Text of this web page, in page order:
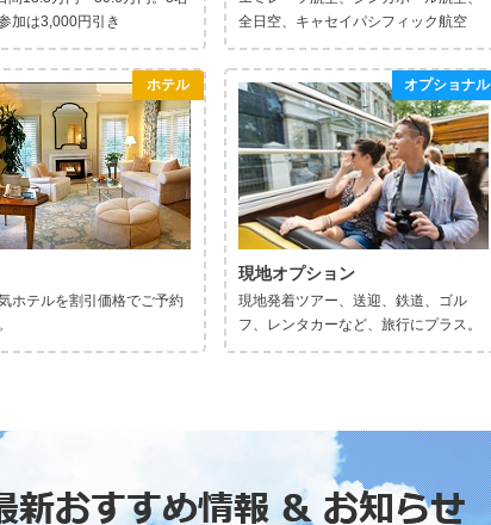
加は3,000円引き
全日空、キャセイパシフィック航空
ホテルを割引価格でご予約
ホテル
現地オプション
現地発着ツアー、送迎、鉄道、ゴル
フ、レンタカーなど、旅行にプラス。
オプショナル